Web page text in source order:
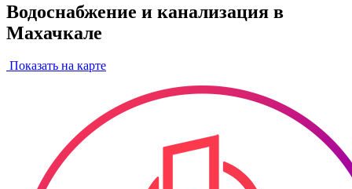
Водоснабжение и канализация в
Махачкале
Показать на карте